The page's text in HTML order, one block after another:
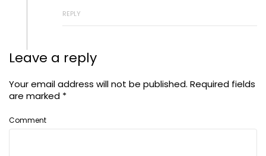
REPLY
Leave a reply
Your email address will not be published. Required fields
are marked *
Comment